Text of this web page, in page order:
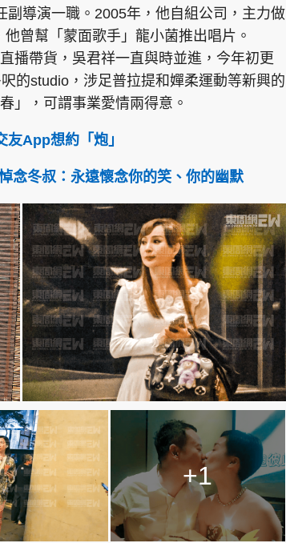
導演一職。2005年，他自組公司，主力做
曾幫「蒙面歌手」龍小菌推出唱片。
播帶貨，吳君祥一直與時並進，今年初更
的studio，涉足普拉提和嬋柔運動等新興的
」，可謂事業愛情兩得意。
App想約「炮」
念冬叔：永遠懷念你的笑、你的幽默
+1